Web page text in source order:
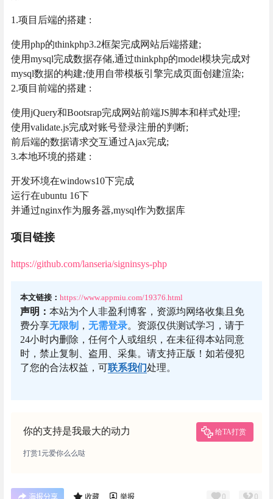
1.项目后端的搭建 :
使用php的thinkphp3.2框架完成网站后端搭建;
使用mysql完成数据存储,通过thinkphp的model模块完成对
mysql数据的构建;使用自带模板引擎完成页面创建渲染;
2.项目前端的搭建 :
使用jQuery和Bootsrap完成网站前端JS脚本和样式处理;
使用validate.js完成对账号登录注册的判断;
前后端的数据请求交互通过Ajax完成;
3.本地环境的搭建 :
开发环境在windows10下完成
运行在ubuntu 16下
并通过nginx作为服务器,mysql作为数据库
项目链接
https://github.com/lanseria/signinsys-php
本文链接： https://www.appmiu.com/19376.html
声明： 本站为个人非盈利博客，资源均网络收集且免
费分享无限制 ， 无需登录。资源仅供测试学习，请于
24小时内删除，任何个人或组织，在未征得本站同意
时，禁止复制、盗用、采集。请支持正版！如若侵犯
了您的合法权益，可联系我们处理。
你的支持是我最大的动力 给TA打赏
打赏1元爱你么么哒
海报分享 收藏 举报 0 0